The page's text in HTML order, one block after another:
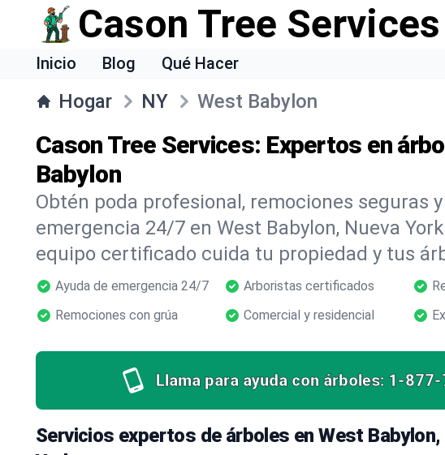
Cason Tree Services
Inicio Blog Qué Hacer
Hogar NY West Babylon
Cason Tree Services: Expertos en
Babylon
Obtén poda profesional, remociones seguras
emergencia 24/7 en West Babylon, Nueva
equipo certificado cuida tu propiedad y tus
Ayuda de emergencia 24/7 Arboristas certificados
Remociones con grúa
Comercial y residencial
Llama para ayuda con árboles: 1-
Servicios expertos de árboles en West Babylon,